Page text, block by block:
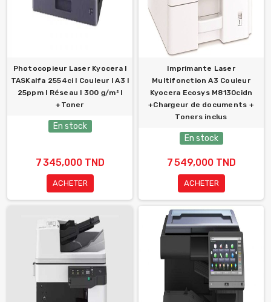
Photocopieur Laser Kyocera l
TASKalfa 2554ci l Couleur l A3 l
25ppm l Réseau l 300 g/m² l
+Toner
En stock
7 345,000 TND
ACHETER
Imprimante Laser
Multifonction A3 Couleur
Kyocera Ecosys M8130cidn
+Chargeur de documents +
Toners inclus
En stock
7 549,000 TND
ACHETER